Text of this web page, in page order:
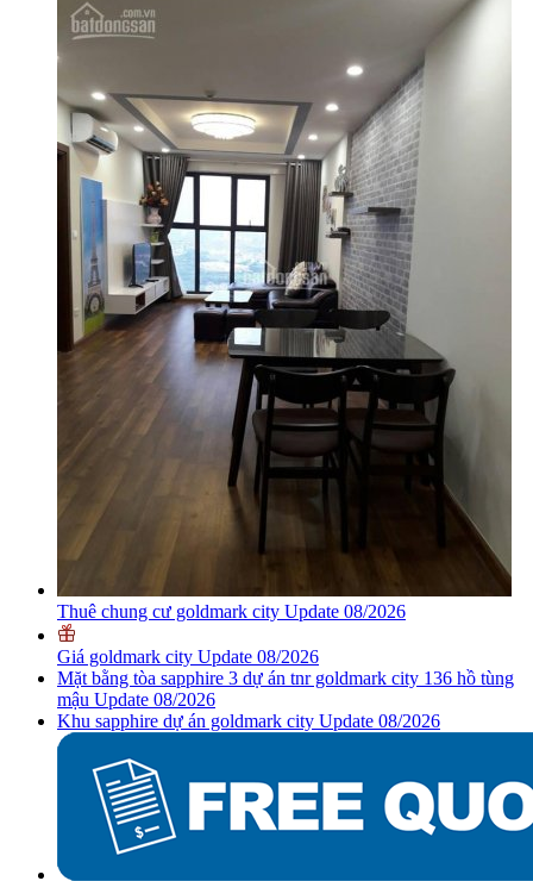
Thuê chung cư goldmark city Update 08/2026
Giá goldmark city Update 08/2026
Mặt bằng tòa sapphire 3 dự án tnr goldmark city 136 hồ tùng
mậu Update 08/2026
Khu sapphire dự án goldmark city Update 08/2026